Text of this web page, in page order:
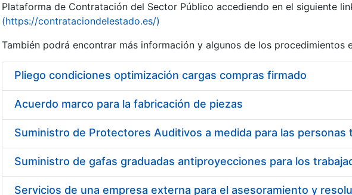
Mostrar/Ocultar
Mostrar/Ocultar
Plataforma de Contratación del Sector Público accediendo en el siguiente
(https://contrataciondelestado.es/)
También podrá encontrar más información y algunos de los procedimientos
Pliego condiciones optimización cargas compras firmado
Acuerdo marco para la fabricación de piezas